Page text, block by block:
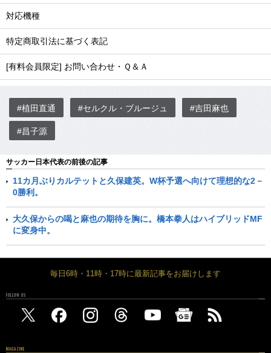
対応機種
特定商取引法に基づく表記
[有料会員限定] お問い合わせ・Ｑ＆Ａ
#植田直通 #セルクル・ブルージュ #吉田麻也
#昌子源
サッカー日本代表の前後の記事
11カ月ぶりカルテットと久保建英。W杯予選へ向けて理想的な2－
0勝利。
大久保からの喝と麻也の期待を胸に。橋本拳人はハイブリッドMF
に変身中。
毎日6時・11時・17時に最新記事をお届けします
FOLLOW US
MAGAZINE